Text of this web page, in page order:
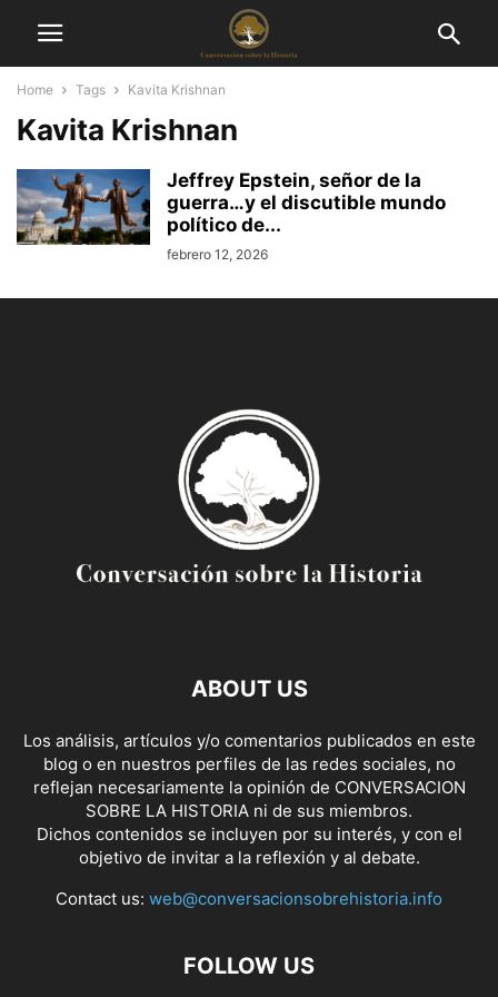
Home Tags Kavita Krishnan
Kavita Krishnan
Jeffrey Epstein, señor de la
guerra…y el discutible mundo
político de...
febrero 12, 2026
ABOUT US
Los análisis, artículos y/o comentarios publicados en este
blog o en nuestros perfiles de las redes sociales, no
reflejan necesariamente la opinión de CONVERSACION
SOBRE LA HISTORIA ni de sus miembros.
Dichos contenidos se incluyen por su interés, y con el
objetivo de invitar a la reflexión y al debate.
Contact us: web@conversacionsobrehistoria.info
FOLLOW US